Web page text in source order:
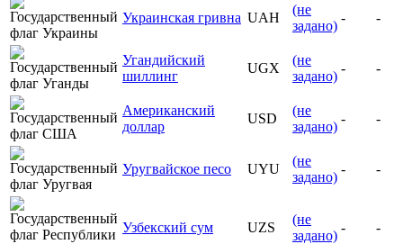
Украинская гривна UAH
(не
задано)
- -
Угандийский
шиллинг
UGX
(не
задано)
- -
Американский
доллар
USD
(не
задано)
- -
Уругвайское песо UYU
(не
задано)
- -
Узбекский сум UZS
(не
задано)
- -